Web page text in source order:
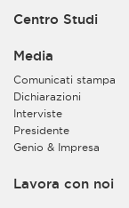
Centro Studi
Media
Comunicati stampa
Dichiarazioni
Interviste
Presidente
Genio & Impresa
Lavora con noi